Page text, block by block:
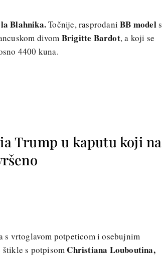
Blahnika.Točnije, rasprodaniBB models
divom Brigitte Bardot, a koji se
4400 kuna.
Trump u kaputu koji na
vrtoglavom potpeticom i osebujnim
štikle s potpisom Christiana Louboutina,